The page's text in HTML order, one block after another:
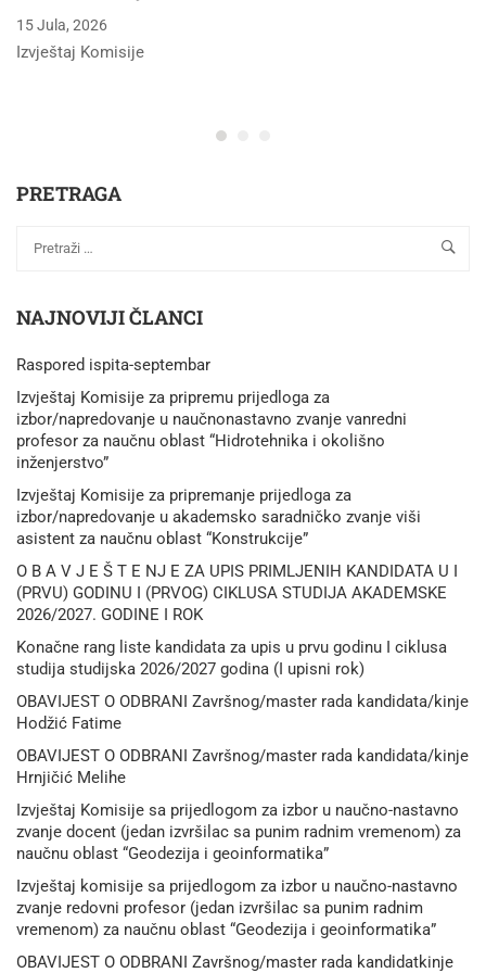
15 Jula, 2026
Izvještaj Komisije
PRETRAGA
NAJNOVIJI ČLANCI
Raspored ispita-septembar
Izvještaj Komisije za pripremu prijedloga za
izbor/napredovanje u naučnonastavno zvanje vanredni
profesor za naučnu oblast “Hidrotehnika i okolišno
inženjerstvo”
Izvještaj Komisije za pripremanje prijedloga za
izbor/napredovanje u akademsko saradničko zvanje viši
asistent za naučnu oblast “Konstrukcije”
O B A V J E Š T E NJ E ZA UPIS PRIMLJENIH KANDIDATA U I
(PRVU) GODINU I (PRVOG) CIKLUSA STUDIJA AKADEMSKE
2026/2027. GODINE I ROK
Konačne rang liste kandidata za upis u prvu godinu I ciklusa
studija studijska 2026/2027 godina (I upisni rok)
OBAVIJEST O ODBRANI Završnog/master rada kandidata/kinje
Hodžić Fatime
OBAVIJEST O ODBRANI Završnog/master rada kandidata/kinje
Hrnjičić Melihe
Izvještaj Komisije sa prijedlogom za izbor u naučno-nastavno
zvanje docent (jedan izvršilac sa punim radnim vremenom) za
naučnu oblast “Geodezija i geoinformatika”
Izvještaj komisije sa prijedlogom za izbor u naučno-nastavno
zvanje redovni profesor (jedan izvršilac sa punim radnim
vremenom) za naučnu oblast “Geodezija i geoinformatika”
OBAVIJEST O ODBRANI Završnog/master rada kandidatkinje